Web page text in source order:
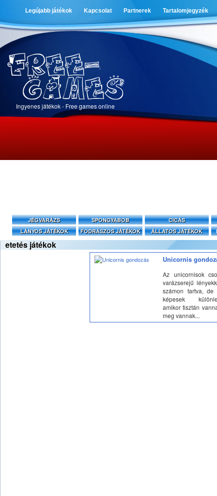
Legújabb játékok Kapcsolat Partnerek Tartalomjegyzék
Ingyenes játékok - Free games online
JÉGVARÁZS SPONGYABOB
CICÁS
LÁNYOS JÁTÉKOK
FODRÁSZOS JÁTÉKOK ÁLLATOS JÁTÉKOK
etetés játékok
Unicornis
Az unicornisok
varázserejű
számon tartva, de
képesek
amikor tisztán
meg vannak...